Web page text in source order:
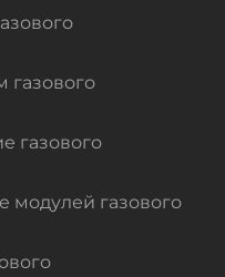
газового
газового
модулей газового